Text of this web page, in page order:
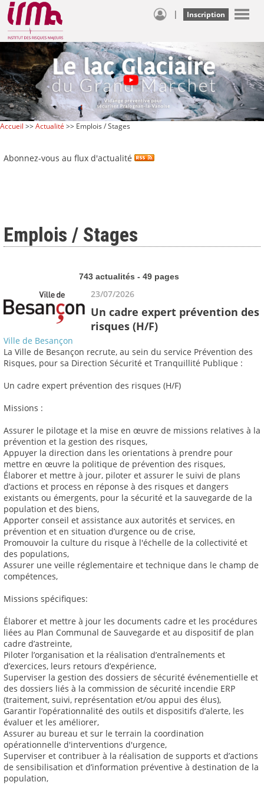
| Inscription
Accueil >>Actualité >> Emplois / Stages
Abonnez-vous au flux d'actualité
Emplois / Stages
743 actualités - 49 pages
23/07/2026
Un cadre expert prévention des
risques (H/F)
Ville de Besançon
La Ville de Besançon recrute, au sein du service Prévention des
Risques, pour sa Direction Sécurité et Tranquillité Publique :
Un cadre expert prévention des risques (H/F)
Missions :
Assurer le pilotage et la mise en œuvre de missions relatives à la
prévention et la gestion des risques,
Appuyer la direction dans les orientations à prendre pour
mettre en œuvre la politique de prévention des risques,
Élaborer et mettre à jour, piloter et assurer le suivi de plans
d’actions et process en réponse à des risques et dangers
existants ou émergents, pour la sécurité et la sauvegarde de la
population et des biens,
Apporter conseil et assistance aux autorités et services, en
prévention et en situation d’urgence ou de crise,
Promouvoir la culture du risque à l'échelle de la collectivité et
des populations,
Assurer une veille réglementaire et technique dans le champ de
compétences,
Missions spécifiques:
Élaborer et mettre à jour les documents cadre et les procédures
liées au Plan Communal de Sauvegarde et au dispositif de plan
cadre d’astreinte,
Piloter l’organisation et la réalisation d’entraînements et
d’exercices, leurs retours d’expérience,
Superviser la gestion des dossiers de sécurité événementielle et
des dossiers liés à la commission de sécurité incendie ERP
(traitement, suivi, représentation et/ou appui des élus),
Garantir l’opérationnalité des outils et dispositifs d’alerte, les
évaluer et les améliorer,
Assurer au bureau et sur le terrain la coordination
opérationnelle d'interventions d'urgence,
Superviser et contribuer à la réalisation de supports et d’actions
de sensibilisation et d’information préventive à destination de la
population,